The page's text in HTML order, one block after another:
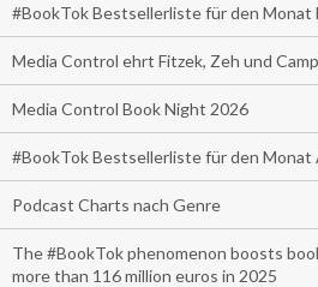
#BookTok Bestsellerliste für den Monat
Media Control ehrt Fitzek, Zeh und
Media Control Book Night 2026
#BookTok Bestsellerliste für den Monat
Podcast Charts nach Genre
The #BookTok phenomenon boosts
more than 116 million euros in 2025